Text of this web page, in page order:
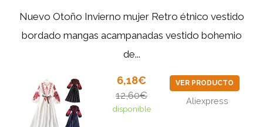
Nuevo Otoño Invierno mujer Retro étnico vestido
bordado mangas acampanadas vestido bohemio
de...
6,18€
12,60€
disponible
VER PRODUCTO
Aliexpress